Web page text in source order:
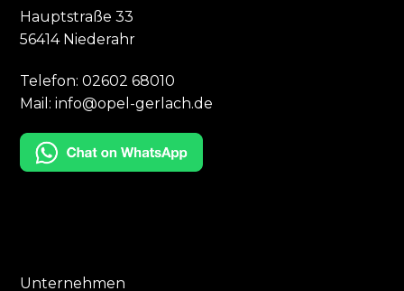
Hauptstraße 33
56414 Niederahr
Telefon:02602 68010
Mail: info@opel-gerlach.de
Unternehmen